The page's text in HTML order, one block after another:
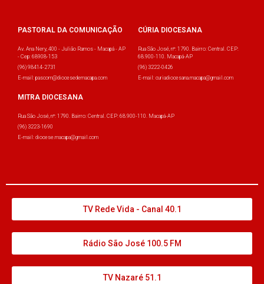
PASTORAL DA COMUNICAÇÃO
Av. Ana Nery, 400 - Julião Ramos - Macapá - AP
- Cep: 68908-153
(96) 98414-2731
E-mail: pascom@diocesedemacapa.com
CÚRIA DIOCESANA
Rua São José, nº: 1790. Bairro: Central. CEP:
68.900-110. Macapá-AP
(96) 3222-0426
E-mail: curiadiocesana.macapa@gmail.com
MITRA DIOCESANA
Rua São José, nº: 1790. Bairro: Central. CEP: 68.900-110. Macapá-AP
(96) 3223-1690
E-mail: diocese.macapa@gmail.com
TV Rede Vida - Canal 40.1
Rádio São José 100.5 FM
TV Nazaré 51.1